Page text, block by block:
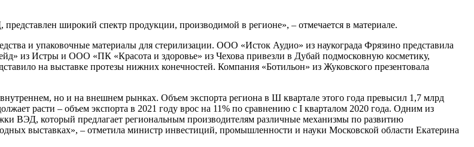
широкий спектр продукции, производимой в регионе», – отмечается в материале.
и упаковочные материалы для стерилизации. ООО «Исток Аудио» из наукограда Фрязино представила
из Истры и ООО «ПК «Красота и здоровье» из Чехова привезли в Дубай подмосковную косметику,
на выставке протезы нижних конечностей. Компания «Ботильон» из Жуковского презентовала
но и на внешнем рынках. Объем экспорта региона в Ш квартале этого года превысил 1,7 млрд
расти – объем экспорта в 2021 году врос на 11% по сравнению с I кварталом 2020 года. Одним из
ВЭД, который предлагает региональным производителям различные механизмы по развитию
выставках», – отметила министр инвестиций, промышленности и науки Московской области Екатерина